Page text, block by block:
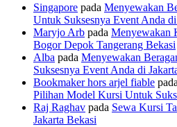
Singapore pada Menyewakan
Untuk Suksesnya Event Anda di
Maryjo Arb pada Menyewakan
Bogor Depok Tangerang Bekasi
Alba pada Menyewakan
Suksesnya Event Anda di
Bookmaker hors arjel fiable pada
Pilihan Model Kursi Untuk
Raj Raghav pada Sewa Kursi
Jakarta Bekasi